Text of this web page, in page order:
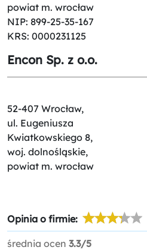
powiat m. wrocław
NIP: 899-25-35-167
KRS: 0000231125
Encon Sp. z o.o.
52-407 Wrocław,
ul. Eugeniusza
Kwiatkowskiego 8,
woj. dolnośląskie,
powiat m. wrocław
Opinia o firmie:
średnia ocen 3.3/5